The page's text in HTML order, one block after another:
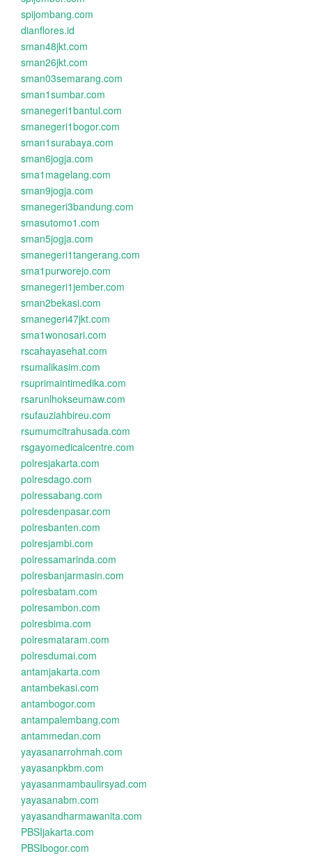
spijombang.com
dianflores.id
sman48jkt.com
sman26jkt.com
sman03semarang.com
sman1sumbar.com
smanegeri1bantul.com
smanegeri1bogor.com
sman1surabaya.com
sman6jogja.com
sma1magelang.com
sman9jogja.com
smanegeri3bandung.com
smasutomo1.com
sman5jogja.com
smanegeri1tangerang.com
sma1purworejo.com
smanegeri1jember.com
sman2bekasi.com
smanegeri47jkt.com
sma1wonosari.com
rscahayasehat.com
rsumalikasim.com
rsuprimaintimedika.com
rsarunlhokseumaw.com
rsufauziahbireu.com
rsumumcitrahusada.com
rsgayomedicalcentre.com
polresjakarta.com
polresdago.com
polressabang.com
polresdenpasar.com
polresbanten.com
polresjambi.com
polressamarinda.com
polresbanjarmasin.com
polresbatam.com
polresambon.com
polresbima.com
polresmataram.com
polresdumai.com
antamjakarta.com
antambekasi.com
antambogor.com
antampalembang.com
antammedan.com
yayasanarrohmah.com
yayasanpkbm.com
yayasanmambaulirsyad.com
yayasanabm.com
yayasandharmawanita.com
PBSIjakarta.com
PBSIbogor.com